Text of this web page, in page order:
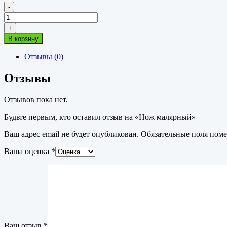
-
Количество
товара
Нож
малярный
+
В корзину
Отзывы (0)
Отзывы
Отзывов пока нет.
Будьте первым, кто оставил отзыв на «Нож малярный»
Ваш адрес email не будет опубликован. Обязательные поля
Ваша оценка *